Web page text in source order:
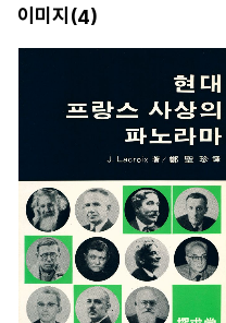
이미지(4)